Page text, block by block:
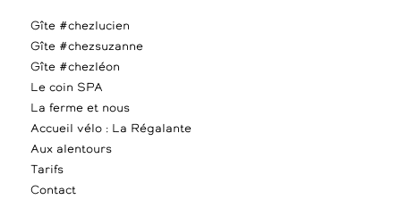
Gîte #chezlucien
Gîte #chezsuzanne
Gîte #chezléon
Le coin SPA
La ferme et nous
Accueil vélo : La Régalante
Aux alentours
Tarifs
Contact